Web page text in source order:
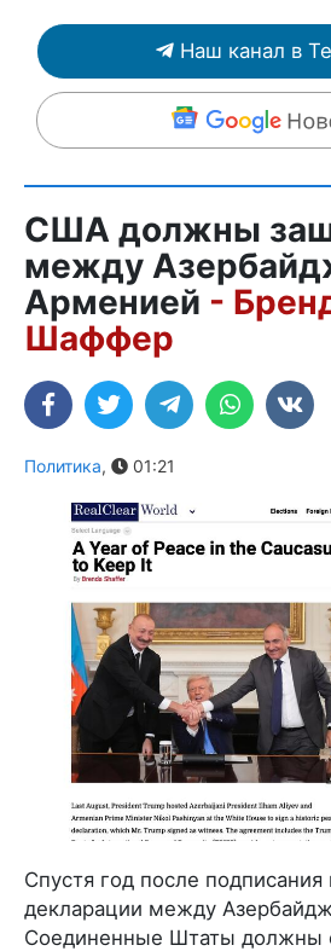
Наш канал в
США должны
между
Арменией -
Шаффер
Политика, 01:21
Спустя год после
декларации между
Соединенные Штаты должны